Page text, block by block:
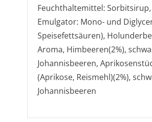
Feuchthaltemittel: Sorbitsirup,
Emulgator: Mono- und
Speisefettsäuren),
Aroma, Himbeeren(2%),
Johannisbeeren,
(Aprikose, Reismehl)(2%),
Johannisbeeren